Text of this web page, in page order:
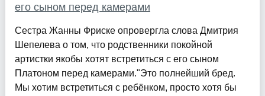
его сыном перед камерами
Сестра Жанны Фриске опровергла слова Дмитрия
Шепелева о том, что родственники покойной
артистки якобы хотят встретиться с его сыном
Платоном перед камерами."Это полнейший бред.
Мы хотим встретиться с ребёнком, просто хотя бы